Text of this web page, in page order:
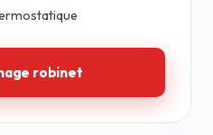
robinet